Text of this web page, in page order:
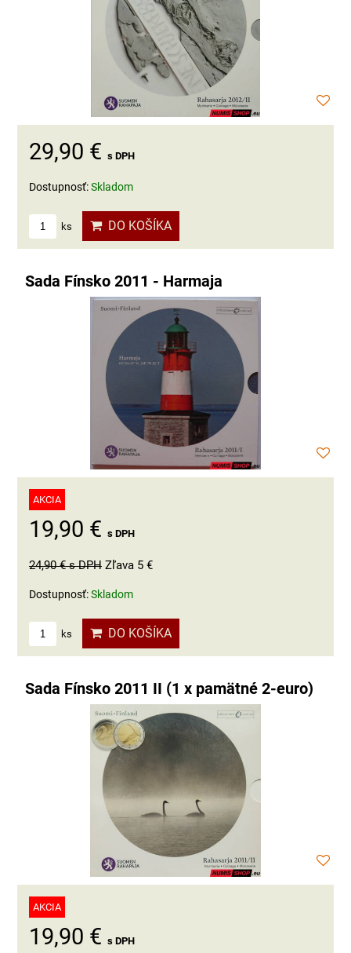
29,90 € s DPH
Dostupnosť:Skladom
ks DO KOŠÍKA
Sada Fínsko 2011 - Harmaja
AKCIA
19,90 € s DPH
24,90 €s DPH Zľava 5 €
Dostupnosť:Skladom
ks DO KOŠÍKA
Sada Fínsko 2011 II (1 x pamätné 2-euro)
AKCIA
19,90 € s DPH